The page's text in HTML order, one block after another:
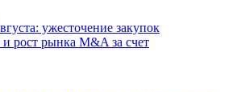
ужесточение закупок
рост рынка M&A за счет